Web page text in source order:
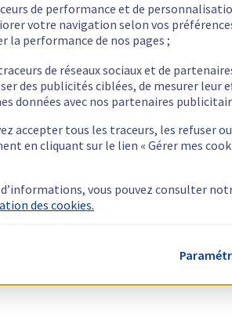
de performance et de
votre navigation selon vos
la performance de nos pages ;
de réseaux sociaux et de
des publicités ciblées, de mesurer leur
données avec nos partenaires
accepter tous les traceurs, les refuser
en cliquant sur le lien « Gérer mes
vous pouvez consulter
des cookies.